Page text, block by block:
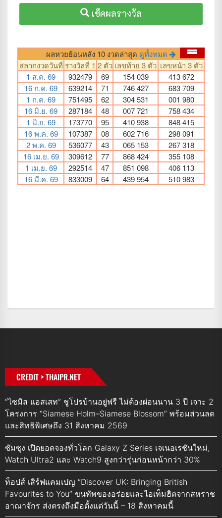
CREDIT > THAIPR.NET
“ไซมิส แอสเสท” ชูโปรบ้านอยู่ฟรี ไม่ต้องผ่อนนาน 3 ปี เจาะ 2
โครงการ “Siamese Holm–Siamese Blossom” พร้อมส่วนลด
และสิทธิพิเศษถึง 31 สิงหาคม 2569
ซัมซุง เปิดยอดจองทั่วโลก Galaxy Z Series เจเนอเรชันใหม่,
Watch Ultra2 และ Watch9 สูงกว่ารุ่นก่อนหน้ากว่า 30%
ท็อปส์ เสิร์ฟแคมเปญ “Discover UK: Bringing British
Favourites to You” ขนทัพของอร่อยและไอเท็มฮิตจากสหราช
อาณาจักร ส่งตรงถึงมือตั้งแต่วันนี้ – 18 สิงหาคมนี้